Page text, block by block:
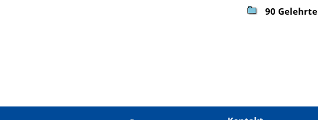
90 Gelehrte